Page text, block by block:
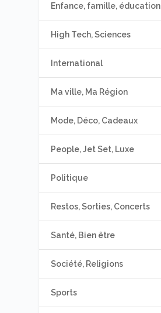
Enfance, famille, éducation
High Tech, Sciences
International
Ma ville, Ma Région
Mode, Déco, Cadeaux
People, Jet Set, Luxe
Politique
Restos, Sorties, Concerts
Santé, Bien être
Société, Religions
Sports